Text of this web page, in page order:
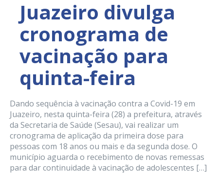
Juazeiro divulga
cronograma de
vacinação para
quinta-feira
Dando sequência à vacinação contra a Covid-19 em
Juazeiro, nesta quinta-feira (28) a prefeitura, através
da Secretaria de Saúde (Sesau), vai realizar um
cronograma de aplicação da primeira dose para
pessoas com 18 anos ou mais e da segunda dose. O
município aguarda o recebimento de novas remessas
para dar continuidade à vacinação de adolescentes […]